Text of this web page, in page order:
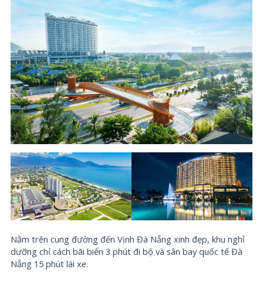
Nằm trên cung đường đến VịnhĐà Nẵng xinh đẹp, khu nghỉ
dưỡng chỉ cách bãi biển 3 phút đi bộ và sân bay quốc tế Đà
Nẵng 15 phút lái xe.